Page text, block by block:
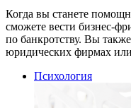
Когда вы станете
сможете вести бизнес-
по банкротству. Вы
юридических фирмах
Психология